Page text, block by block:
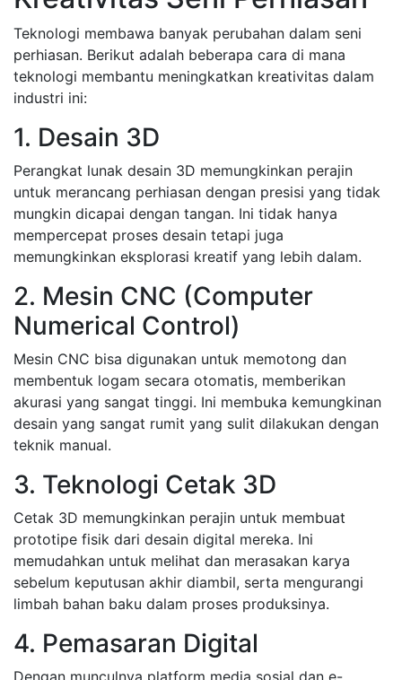
Teknologi membawa banyak perubahan dalam seni
perhiasan. Berikut adalah beberapa cara di mana
teknologi membantu meningkatkan kreativitas dalam
industri ini:
1. Desain 3D
Perangkat lunak desain 3D memungkinkan perajin
untuk merancang perhiasan dengan presisi yang tidak
mungkin dicapai dengan tangan. Ini tidak hanya
mempercepat proses desain tetapi juga
memungkinkan eksplorasi kreatif yang lebih dalam.
2. Mesin CNC (Computer
Numerical Control)
Mesin CNC bisa digunakan untuk memotong dan
membentuk logam secara otomatis, memberikan
akurasi yang sangat tinggi. Ini membuka kemungkinan
desain yang sangat rumit yang sulit dilakukan dengan
teknik manual.
3. Teknologi Cetak 3D
Cetak 3D memungkinkan perajin untuk membuat
prototipe fisik dari desain digital mereka. Ini
memudahkan untuk melihat dan merasakan karya
sebelum keputusan akhir diambil, serta mengurangi
limbah bahan baku dalam proses produksinya.
4. Pemasaran Digital
Dengan munculnya platform media sosial dan e-